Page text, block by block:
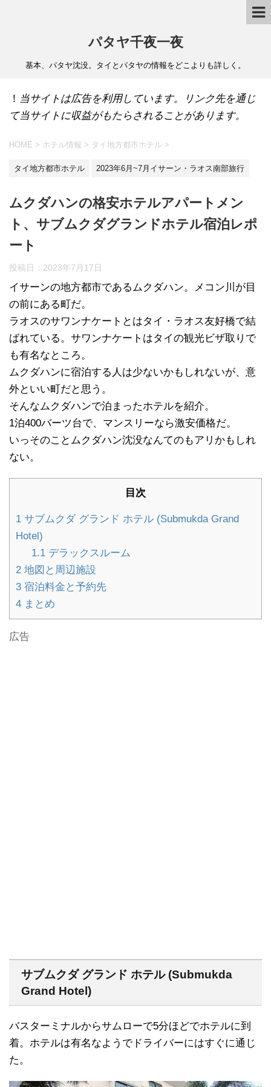
パタヤ千夜一夜
基本、パタヤ沈没。タイとパタヤの情報をどこよりも詳しく。
！ 当サイトは広告を利用しています。リンク先を通じ
て当サイトに収益がもたらされることがあります。
HOME > ホテル情報 > タイ地方都市ホテル >
タイ地方都市ホテル 2023年6月~7月イサーン・ラオス南部旅行
ムクダハンの格安ホテルアパートメン
ト、サブムクダグランドホテル宿泊レポ
ート
投稿日： 2023年7月17日
イサーンの地方都市であるムクダハン。メコン川が目
の前にある町だ。
ラオスのサワンナケートとはタイ・ラオス友好橋で結
ばれている。サワンナケートはタイの観光ビザ取りで
も有名なところ。
ムクダハンに宿泊する人は少ないかもしれないが、意
外といい町だと思う。
そんなムクダハンで泊まったホテルを紹介。
1泊400バーツ台で、マンスリーなら激安価格だ。
いっそのことムクダハン沈没なんてのもアリかもしれ
ない。
目次
1 サブムクダ グランド ホテル (Submukda Grand
Hotel)
1.1デラックスルーム
2 地図と周辺施設
3 宿泊料金と予約先
4 まとめ
広告
サブムクダ グランド ホテル (Submukda
Grand Hotel)
バスターミナルからサムローで5分ほどでホテルに到
着。ホテルは有名なようでドライバーにはすぐに通じ
た。